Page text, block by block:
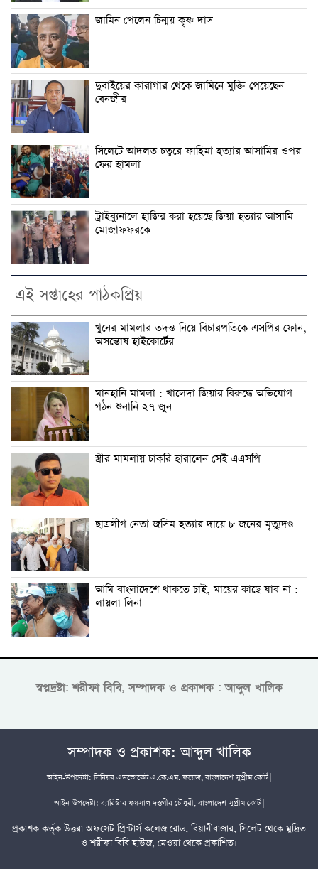
জামিন পেলেন চিন্ময় কৃষ্ণ দাস
দুবাইয়ের কারাগার থেকে জামিনে মুক্তি পেয়েছেন
বেনজীর
সিলেটে আদলত চত্বরে ফাহিমা হত্যার আসামির ওপর
ফের হামলা
ট্রাইব্যুনালে হাজির করা হয়েছে জিয়া হত্যার আসামি
মোজাফফরকে
এই সপ্তাহের পাঠকপ্রিয়
খুনের মামলার তদন্ত নিয়ে বিচারপতিকে এসপির ফোন,
অসন্তোষ হাইকোর্টের
মানহানি মামলা : খালেদা জিয়ার বিরুদ্ধে অভিযোগ
গঠন শুনানি ২৭ জুন
স্ত্রীর মামলায় চাকরি হারালেন সেই এএসপি
ছাত্রলীগ নেতা জসিম হত্যার দায়ে ৮ জনের মৃত্যুদণ্ড
আমি বাংলাদেশে থাকতে চাই, মায়ের কাছে যাব না :
লায়লা লিনা
স্বপ্নদ্রষ্টা: শরীফা বিবি, সম্পাদক ও প্রকাশক : আব্দুল খালিক
সম্পাদক ও প্রকাশক: আব্দুল খালিক
আইন-উপদেষ্টা: সিনিয়র এডভোকেট এ.কে.এম. ফয়েজ, বাংলাদেশ সুপ্রীম কোর্ট |
আইন-উপদেষ্টা: ব্যারিস্টার ফয়সাল দস্তগীর চৌধুরী, বাংলাদেশ সুপ্রীম কোর্ট |
প্রকাশক কর্তৃক উত্তরা অফসেট প্রিন্টার্স কলেজ রোড, বিয়ানীবাজার, সিলেট থেকে মুদ্রিত
ও শরীফা বিবি হাউজ, মেওয়া থেকে প্রকাশিত।